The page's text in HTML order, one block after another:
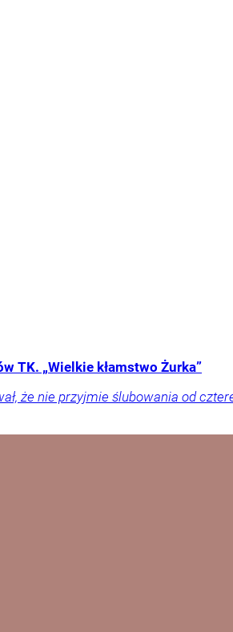
TK. „Wielkie kłamstwo Żurka”
że nie przyjmie ślubowania od